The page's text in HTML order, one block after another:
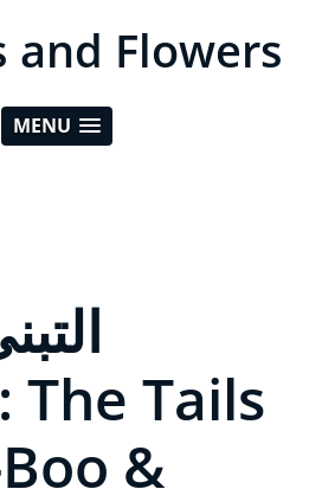
and Flowers
MENU
&